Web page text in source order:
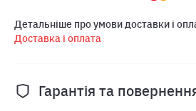
Детальніше про умови доставки і
Доставка і оплата
Гарантія та